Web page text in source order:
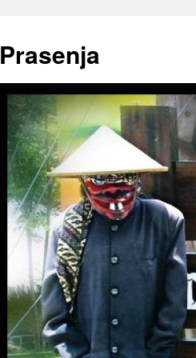
Prasenja